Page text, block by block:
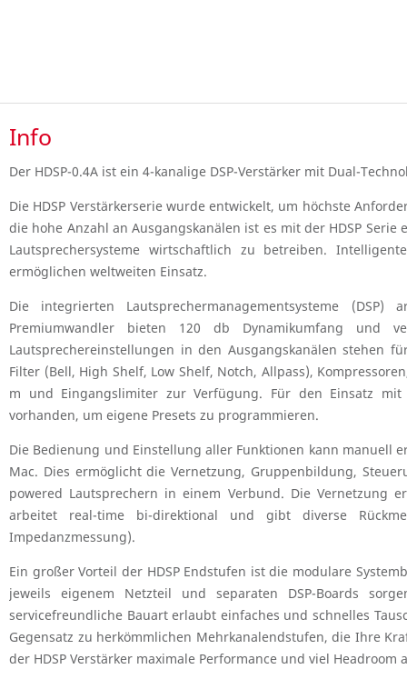
Info
Der HDSP-0.4A ist ein 4-kanalige DSP-Verstärker mit Dual-
Die HDSP Verstärkerserie wurde entwickelt, um höchste
die hohe Anzahl an Ausgangskanälen ist es mit der HDSP
Lautsprechersysteme wirtschaftlich zu betreiben.
ermöglichen weltweiten Einsatz.
Die integrierten Lautsprechermanagementsysteme
Premiumwandler bieten 120 db Dynamikumfang und
Lautsprechereinstellungen in den Ausgangskanälen stehen
Filter (Bell, High Shelf, Low Shelf, Notch, Allpass),
m und Eingangslimiter zur Verfügung. Für den Einsatz
vorhanden, um eigene Presets zu programmieren.
Die Bedienung und Einstellung aller Funktionen kann manuell
Mac. Dies ermöglicht die Vernetzung, Gruppenbildung,
powered Lautsprechern in einem Verbund. Die Vernetzung
arbeitet real-time bi-direktional und gibt diverse
Impedanzmessung).
Ein großer Vorteil der HDSP Endstufen ist die modulare
jeweils eigenem Netzteil und separaten DSP-Boards
servicefreundliche Bauart erlaubt einfaches und schnelles
Gegensatz zu herkömmlichen Mehrkanalendstufen, die Ihre
der HDSP Verstärker maximale Performance und viel